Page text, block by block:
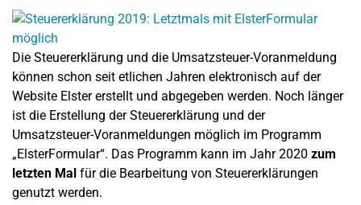
Die Steuererklärung und die Umsatzsteuer-Voranmeldung
können schon seit etlichen Jahren elektronisch auf der
Website Elster erstellt und abgegeben werden. Noch länger
ist die Erstellung der Steuererklärung und der
Umsatzsteuer-Voranmeldungen möglich im Programm
„ElsterFormular“. Das Programm kann im Jahr 2020 zum
letzten Mal für die Bearbeitung von Steuererklärungen
genutzt werden.